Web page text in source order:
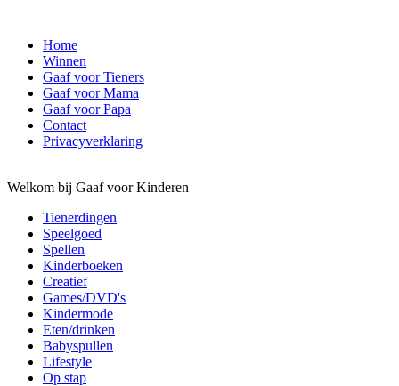
Home
Winnen
Gaaf voor Tieners
Gaaf voor Mama
Gaaf voor Papa
Contact
Privacyverklaring
Welkom bij Gaaf voor Kinderen
Tienerdingen
Speelgoed
Spellen
Kinderboeken
Creatief
Games/DVD's
Kindermode
Eten/drinken
Babyspullen
Lifestyle
Op stap